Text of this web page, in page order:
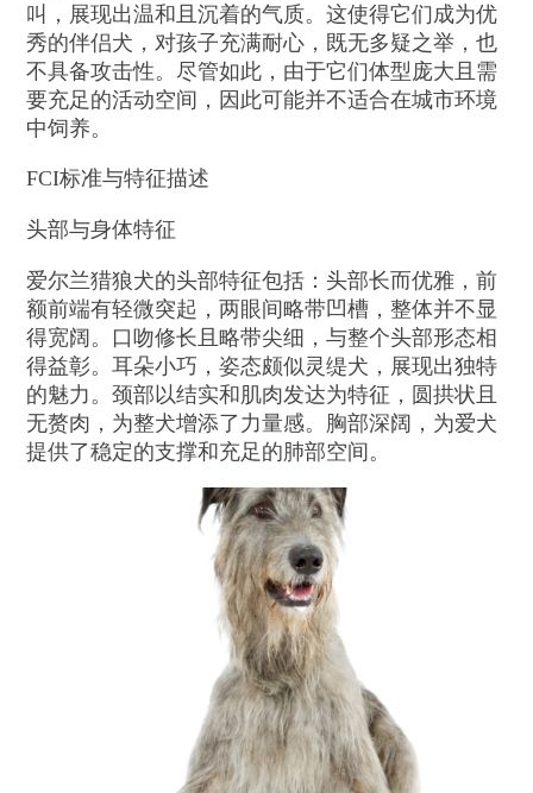
叫，展现出温和且沉着的气质。这使得它们成为优
秀的伴侣犬，对孩子充满耐心，既无多疑之举，也
不具备攻击性。尽管如此，由于它们体型庞大且需
要充足的活动空间，因此可能并不适合在城市环境
中饲养。
FCI标准与特征描述
头部与身体特征
爱尔兰猎狼犬的头部特征包括：头部长而优雅，前
额前端有轻微突起，两眼间略带凹槽，整体并不显
得宽阔。口吻修长且略带尖细，与整个头部形态相
得益彰。耳朵小巧，姿态颇似灵缇犬，展现出独特
的魅力。颈部以结实和肌肉发达为特征，圆拱状且
无赘肉，为整犬增添了力量感。胸部深阔，为爱犬
提供了稳定的支撑和充足的肺部空间。